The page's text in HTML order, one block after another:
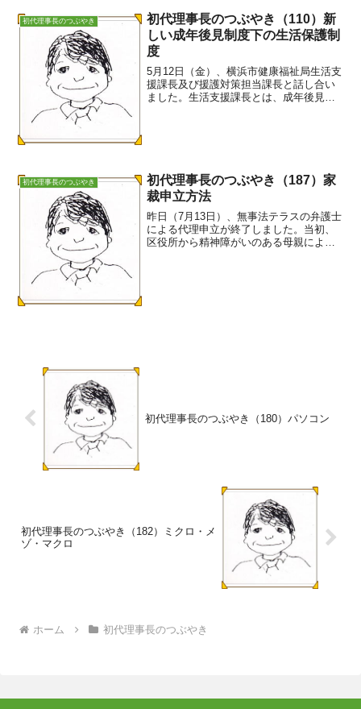
初代理事長のつぶやき
初代理事長のつぶやき（110）新
しい成年後見制度下の生活保護制
度
5月12日（金）、横浜市健康福祉局生活支
援課長及び援護対策担当課長と話し合い
ました。生活支援課長とは、成年後見制
初代理事長のつぶやき
初代理事長のつぶやき（187）家
裁申立方法
昨日（7月13日）、無事法テラスの弁護士
による代理申立が終了しました。当初、
区役所から精神障がいのある母親による
初代理事長のつぶやき（180）パソコン
初代理事長のつぶやき（182）ミクロ・メ
ゾ・マクロ
ホーム 初代理事長のつぶやき